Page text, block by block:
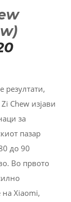
резултати,
Chew изјави
за
пазар
до 90
Во првото
Xiaomi,